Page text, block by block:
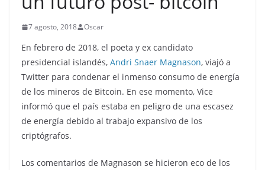
7 agosto, 2018 Oscar
En febrero de 2018, el poeta y ex candidato
presidencial islandés, Andri Snaer Magnason, viajó a
Twitter para condenar el inmenso consumo de energía
de los mineros de Bitcoin. En ese momento, Vice
informó que el país estaba en peligro de una escasez
de energía debido al trabajo expansivo de los
criptógrafos.
Los comentarios de Magnason se hicieron eco de los